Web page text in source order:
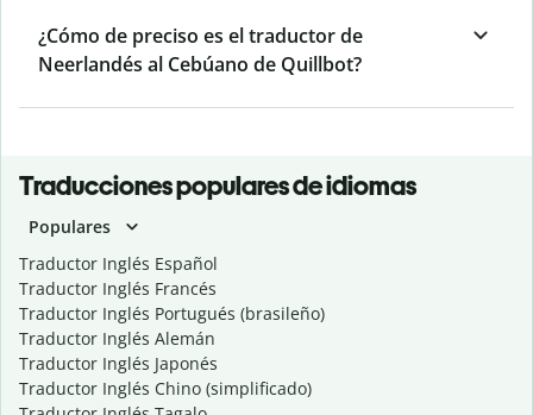
¿Cómo de preciso es el traductor de
Neerlandés al Cebúano de Quillbot?
Traducciones populares de idiomas
Populares
Traductor Inglés Español
Traductor Inglés Francés
Traductor Inglés Portugués (brasileño)
Traductor Inglés Alemán
Traductor Inglés Japonés
Traductor Inglés Chino (simplificado)